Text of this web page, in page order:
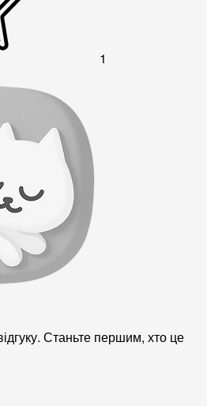
1
Станьте першим, хто це